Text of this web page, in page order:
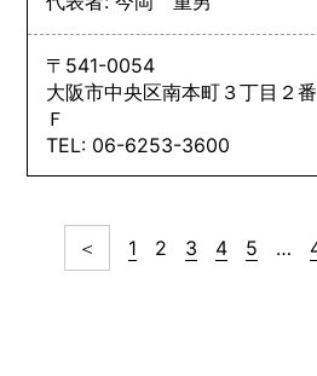
〒541-0054
大阪市中央区南本町３丁目２
Ｆ
TEL: 06-6253-3600
＜ 1 2 3 4 5 …